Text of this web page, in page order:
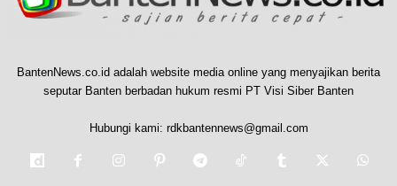
BantenNews.co.id adalah website media online yang menyajikan berita
seputar Banten berbadan hukum resmi PT Visi Siber Banten
Hubungi kami: rdkbantennews@gmail.com